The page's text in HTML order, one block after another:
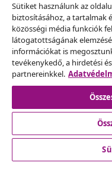
Üzlet
vidaXL
Fedezz fel többet
Sütiket használunk az
biztosításához, a tartalmak
közösségi média funkciók
látogatottságának
információkat is
tevékenykedő, a hirdetési
partnereinkkel.